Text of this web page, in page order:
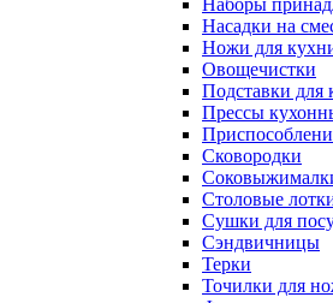
Наборы
Насадки на
Ножи для
Овощечистки
Подставки для
Прессы
Сковородки
Столовые
Сушки для
Сэндвичницы
Терки
Точилки для